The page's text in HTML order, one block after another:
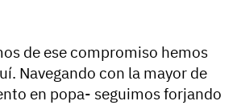
de ese compromiso hemos
Navegando con la mayor de
en popa- seguimos forjando